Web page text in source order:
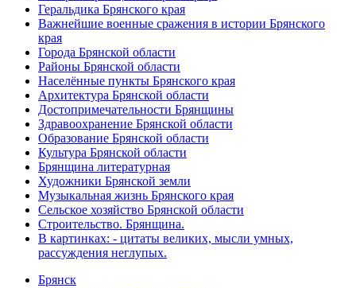
Геральдика Брянского края
Важнейшие военные сражения в истории Брянского
края
Города Брянской области
Районы Брянской области
Населённые пункты Брянского края
Архитектура Брянской области
Достопримечательности Брянщины
Здравоохранение Брянской области
Образование Брянской области
Культура Брянской области
Брянщина литературная
Художники Брянской земли
Музыкальная жизнь Брянского края
Сельское хозяйство Брянской области
Строительство. Брянщина.
В картинках: - цитаты великих, мысли умных,
рассуждения неглупых.
Брянск